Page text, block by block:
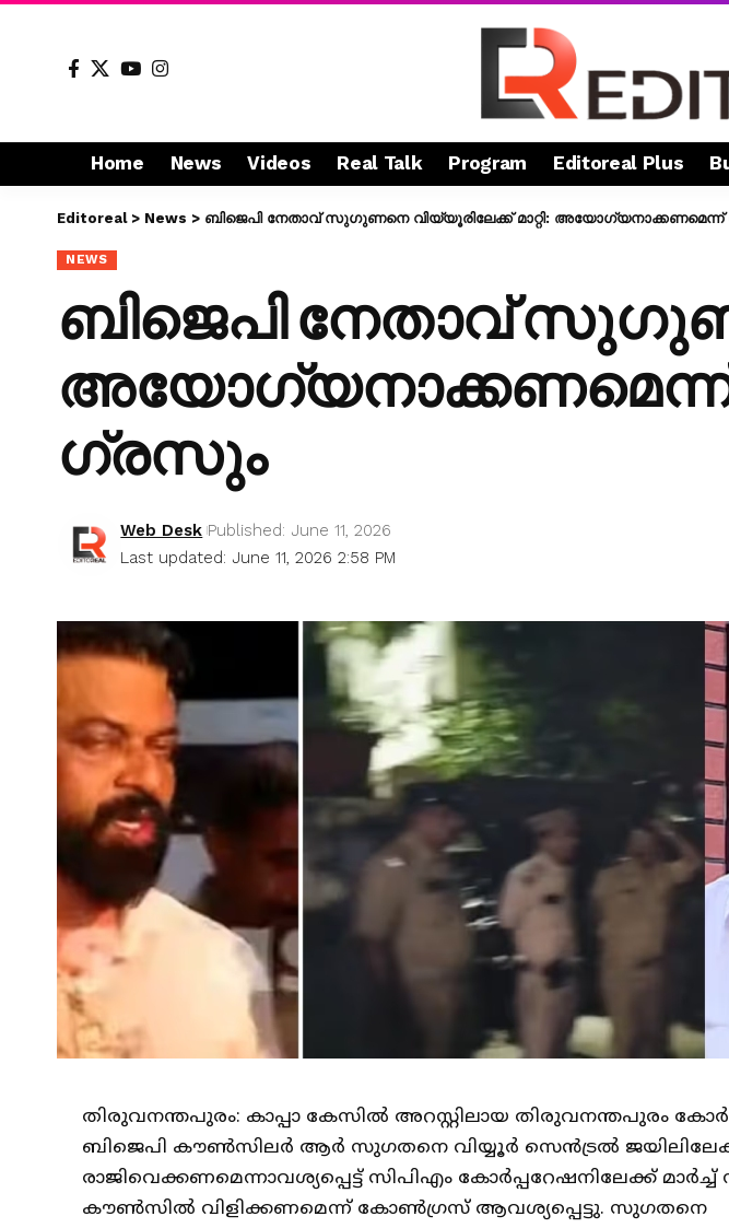
Home News Videos Real Talk Program Editoreal Plus
Editoreal> News > ബിജെപി നേതാവ് സു​ഗുണനെ വിയ്യൂരിലേക്ക് മാറ്റി:
NEWS
ബിജെപി നേതാവ്
ഗ്രസും
Last updated: June 11, 2026 2:58 PM
Web Desk Published: June 11, 2026
തിരുവനന്തപുരം: കാപ്പാ കേസിൽ അറസ്റ്റിലായ തിരുവനന്തപുരം
ബിജെപി കൗൺസിലർ ആർ സുഗതനെ വിയ്യൂർ സെൻട്രൽ
രാജിവെക്കണമെന്നാവശ്യപ്പെട്ട് സിപിഎം കോർപ്പറേഷനിലേക്ക് മാർച്ച്
കൗൺസിൽ വിളിക്കണമെന്ന് കോൺഗ്രസ് ആവശ്യപ്പെട്ടു. സുഗതനെ